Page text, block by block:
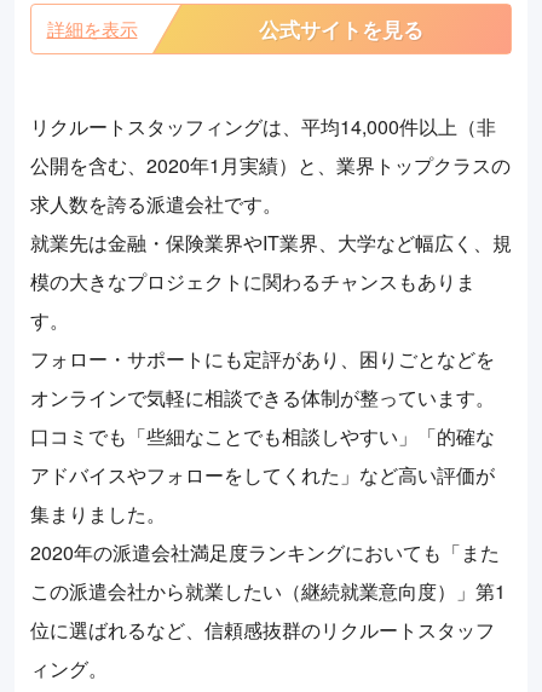
詳細を表示 公式サイトを見る
リクルートスタッフィングは、平均14,000件以上（非
公開を含む、2020年1月実績）と、業界トップクラスの
求人数を誇る派遣会社です。
就業先は金融・保険業界やIT業界、大学など幅広く、規
模の大きなプロジェクトに関わるチャンスもありま
す。
フォロー・サポートにも定評があり、困りごとなどを
オンラインで気軽に相談できる体制が整っています。
口コミでも「些細なことでも相談しやすい」「的確な
アドバイスやフォローをしてくれた」など高い評価が
集まりました。
2020年の派遣会社満足度ランキングにおいても「また
この派遣会社から就業したい（継続就業意向度）」第1
位に選ばれるなど、信頼感抜群のリクルートスタッフ
ィング。